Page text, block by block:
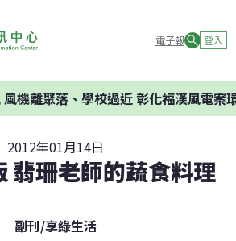
電子報 登入
離聚落、學校過近 彰化福漢風電案環委
2012年01月14日
翡珊老師的蔬食料理
副刊/享綠生活